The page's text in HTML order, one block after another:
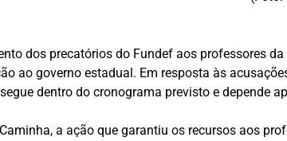
dos precatórios do Fundef aos professores
ao governo estadual. Em resposta às
dentro do cronograma previsto e depende
a ação que garantiu os recursos aos